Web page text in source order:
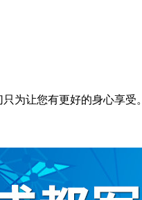
为让您有更好的身心享受